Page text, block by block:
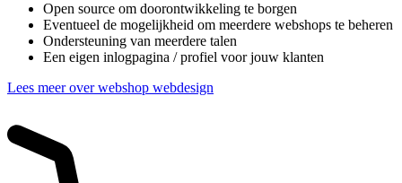
Open source om doorontwikkeling te borgen
Eventueel de mogelijkheid om meerdere webshops te beheren
Ondersteuning van meerdere talen
Een eigen inlogpagina / profiel voor jouw klanten
Lees meer over webshop webdesign